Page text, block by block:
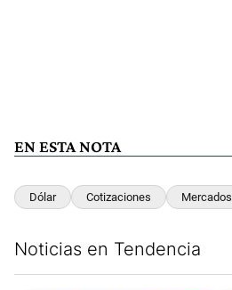
EN ESTA NOTA
Dólar Cotizaciones Mercados
Noticias en Tendencia